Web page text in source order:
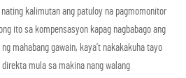
nating kalimutan ang patuloy na pagmomonitor
ito sa kompensasyon kapag nagbabago ang
mahabang gawain, kaya’t nakakakuha tayo
mula sa makina nang walang